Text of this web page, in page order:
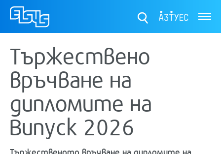
Тържествено
връчване на
дипломите на
Випуск 2026